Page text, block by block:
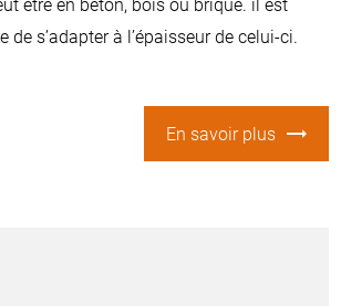
s’adapter à l’épaisseur de celui-ci.
En savoir plus